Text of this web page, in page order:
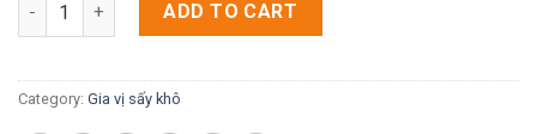
ADD TO CART
Category: Gia vị sấy khô